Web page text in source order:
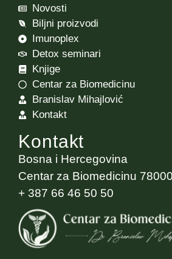
Novosti
Biljni proizvodi
Imunoplex
Detox seminari
Knjige
Centar za Biomedicinu
Branislav Mihajlović
Kontakt
Kontakt
Bosna i Hercegovina
Centar za Biomedicinu
+ 387 66 46 50 50